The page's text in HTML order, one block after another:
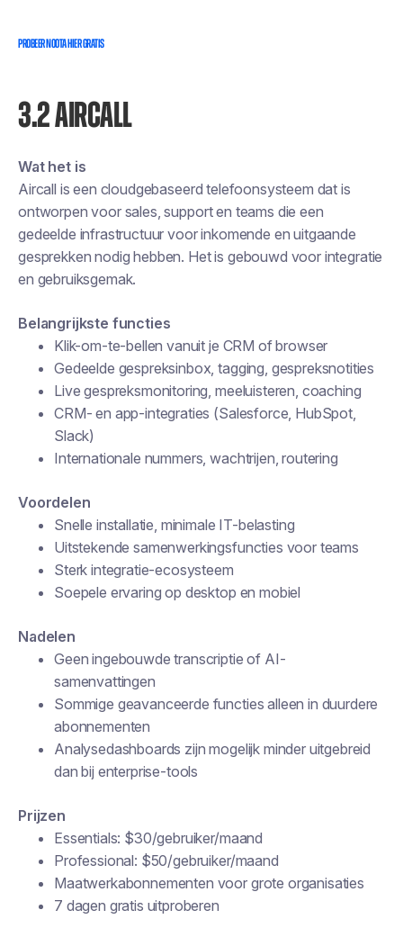
PROBEER NOOTA HIER GRATIS
3.2 AIRCALL
Wat het is
Aircall is een cloudgebaseerd telefoonsysteem dat is
ontworpen voor sales, support en teams die een
gedeelde infrastructuur voor inkomende en uitgaande
gesprekken nodig hebben. Het is gebouwd voor integratie
en gebruiksgemak.
Belangrijkste functies
Klik-om-te-bellen vanuit je CRM of browser
Gedeelde gespreksinbox, tagging, gespreksnotities
Live gespreksmonitoring, meeluisteren, coaching
CRM- en app-integraties (Salesforce, HubSpot,
Slack)
Internationale nummers, wachtrijen, routering
Voordelen
Snelle installatie, minimale IT-belasting
Uitstekende samenwerkingsfuncties voor teams
Sterk integratie-ecosysteem
Soepele ervaring op desktop en mobiel
Nadelen
Geen ingebouwde transcriptie of AI-
samenvattingen
Sommige geavanceerde functies alleen in duurdere
abonnementen
Analysedashboards zijn mogelijk minder uitgebreid
dan bij enterprise-tools
Prijzen
Essentials: $30/gebruiker/maand
Professional: $50/gebruiker/maand
Maatwerkabonnementen voor grote organisaties
7 dagen gratis uitproberen